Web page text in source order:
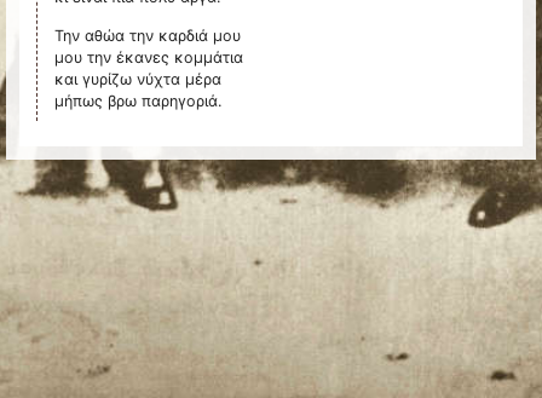
Την αθώα την καρδιά μου
μου την έκανες κομμάτια
και γυρίζω νύχτα μέρα
μήπως βρω παρηγοριά.